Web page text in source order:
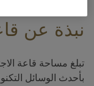
نبذة عن
بأحدث الوسائل